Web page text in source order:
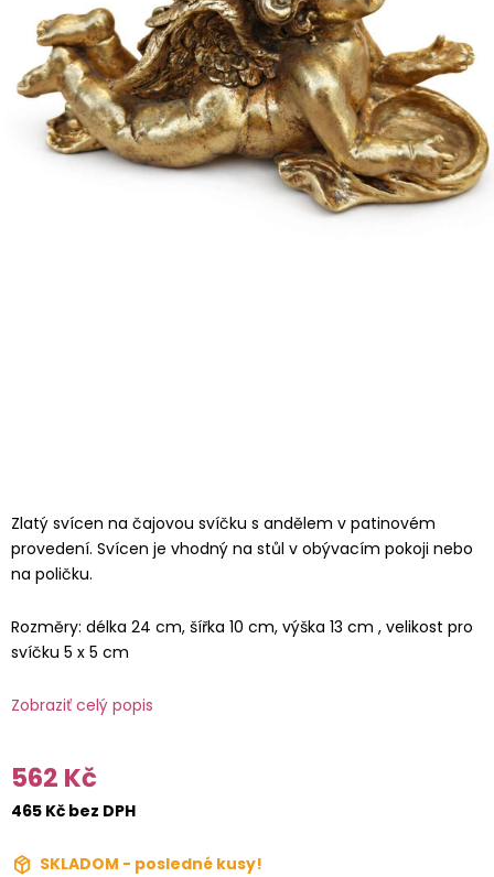
Zlatý svícen na čajovou svíčku s andělem v patinovém
provedení. Svícen je vhodný na stůl v obývacím pokoji nebo
na poličku.
Rozměry: délka 24 cm, šířka 10 cm, výška 13 cm , velikost pro
svíčku 5 x 5 cm
Zobraziť celý popis
562 Kč
465 Kč bez DPH
SKLADOM - posledné kusy!